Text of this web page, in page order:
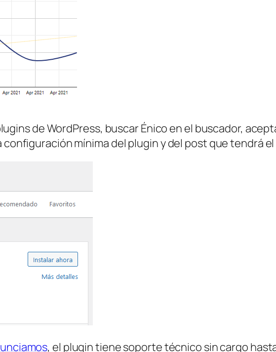
de WordPress, buscar Énico en el buscador,
mínima del plugin y del post que tendrá el
, el plugin tiene soporte técnico sin cargo